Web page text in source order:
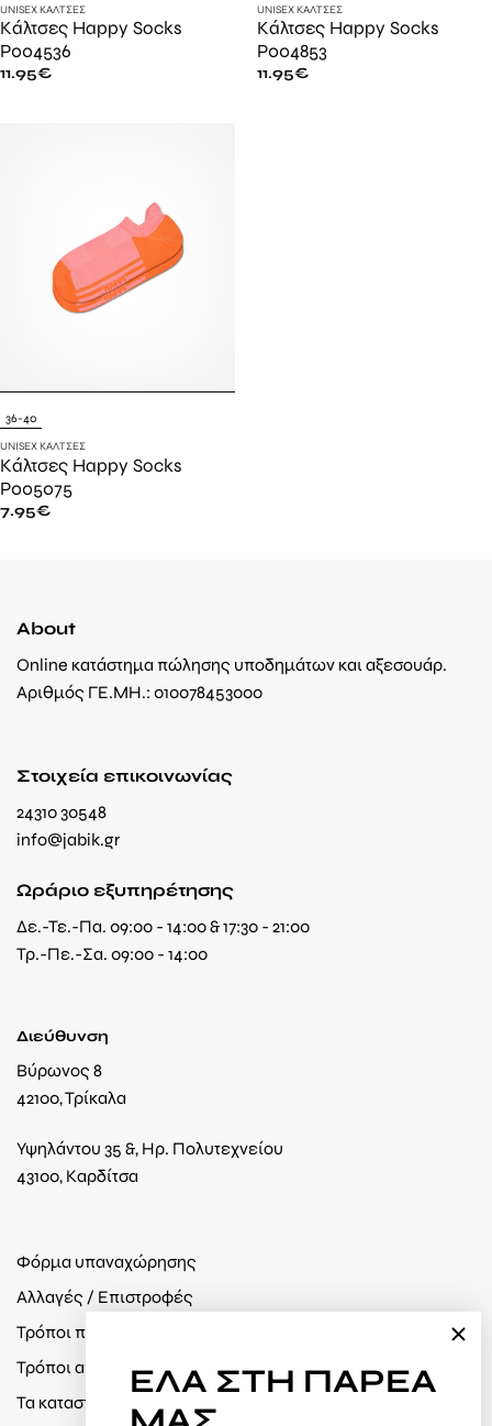
UNISEX ΚΆΛΤΣΕΣ
Κάλτσες Happy Socks
P004536
11.95€
UNISEX ΚΆΛΤΣΕΣ
Κάλτσες Happy Socks
P004853
11.95€
36-40
UNISEX ΚΆΛΤΣΕΣ
Κάλτσες Happy Socks
P005075
7.95€
About
Online κατάστημα πώλησης υποδημάτων και αξεσουάρ.
Αριθμός ΓΕ.ΜΗ.: 010078453000
Στοιχεία επικοινωνίας
24310 30548
info@jabik.gr
Ωράριο εξυπηρέτησης
Δε.-Τε.-Πα. 09:00 - 14:00 & 17:30 - 21:00
Τρ.-Πε.-Σα. 09:00 - 14:00
Διεύθυνση
Βύρωνος 8
42100, Τρίκαλα
Υψηλάντου 35 &, Ηρ. Πολυτεχνείου
43100, Καρδίτσα
Φόρμα υπαναχώρησης
Αλλαγές / Επιστροφές
Τρόποι πληρωμής
Τρόποι αποστολής
Τα καταστήματά μας
ΕΛΑ ΣΤΗ ΠΑΡΕΑ